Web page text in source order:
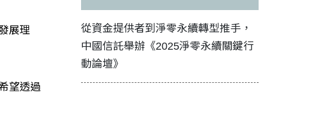
展理
望透過
光明 見證醫務
從資金提供者到淨零永續轉型推手，
中國信託舉辦《2025淨零永續關鍵行
動論壇》